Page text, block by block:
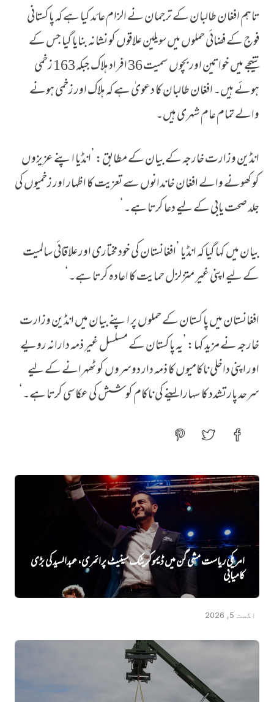
تاہم افغان طالبان کے ترجمان نے الزام عائد کیا ہے کہ پاکستانی
فوج کے فضائی حملوں میں سویلین علاقوں کو نشانہ بنایا گیا جس کے
نتیجے میں خواتین اور بچوں سمیت 36 افراد ہلاک جبکہ 163 زخمی
ہوئے ہیں۔ افغان طالبان کا دعویٰ ہے کہ ہلاک اور زخمی ہونے
والے تمام عام شہری ہیں۔
انڈین وزارت خارجہ کے بیان کے مطابق: ’انڈیا اپنے عزیزوں
کو کھونے والے افغان خاندانوں سے تعزیت کا اظہار اور زخمیوں کی
جلد صحت یابی کے لیے دعا کرتا ہے۔‘
بیان میں کہا گیا کہ انڈیا ’افغانستان کی خود مختاری اور علاقائی سالمیت
کے لیے اپنی غیر متزلزل حمایت کا اعادہ کرتا ہے۔‘
افغانستان میں پاکستان کے حملوں پر اپنے بیان میں انڈین وزارت
خارجہ نے مزید کہا: ’یہ پاکستان کے مسلسل غیر ذمہ دارانہ رویے
اور اپنی داخلی ناکامیوں کا ذمہ دار دوسروں کو ٹھہرانے کے لیے
سرحد پار تشدد کا سہارا لینے کی ناکام کوشش کی عکاسی کرتا ہے۔‘
امریکی ریاست مشی گن میں ڈیموکریٹک سینیٹ پرائمری، عبدالسید کی بڑی
کامیابی
اگست 5, 2026